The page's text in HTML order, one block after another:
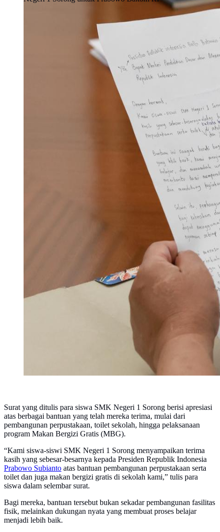
Surat yang ditulis para siswa SMK Negeri 1 Sorong berisi apresiasi
atas berbagai bantuan yang telah mereka terima, mulai dari
pembangunan perpustakaan, toilet sekolah, hingga pelaksanaan
program Makan Bergizi Gratis (MBG).
“Kami siswa-siswi SMK Negeri 1 Sorong menyampaikan terima
kasih yang sebesar-besarnya kepada Presiden Republik Indonesia
Prabowo Subianto atas bantuan pembangunan perpustakaan serta
toilet dan juga makan bergizi gratis di sekolah kami,” tulis para
siswa dalam selembar surat.
Bagi mereka, bantuan tersebut bukan sekadar pembangunan fasilitas
fisik, melainkan dukungan nyata yang membuat proses belajar
menjadi lebih baik.